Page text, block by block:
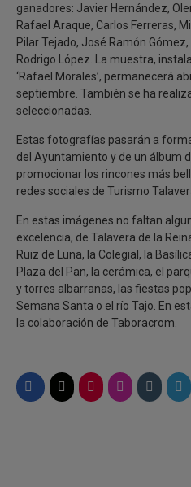
ganadores: Javier Hernández,
Rafael Araque, Carlos Ferreras,
Pilar Tejado, José Ramón
Rodrigo López. La muestra,
‘Rafael Morales’, permanecerá
septiembre. También se ha
seleccionadas.
Estas fotografías pasarán a
del Ayuntamiento y de un álbum
promocionar los rincones más
redes sociales de Turismo
En estas imágenes no faltan
excelencia, de Talavera de la
Ruiz de Luna, la Colegial, la
Plaza del Pan, la cerámica, el
y torres albarranas, las fiestas
Semana Santa o el río Tajo. En
la colaboración de Taboracrom.